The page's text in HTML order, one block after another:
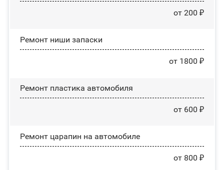
от 200 ₽
Ремонт ниши запаски
от 1800 ₽
Ремонт пластика автомобиля
от 600 ₽
Ремонт царапин на автомобиле
от 800 ₽